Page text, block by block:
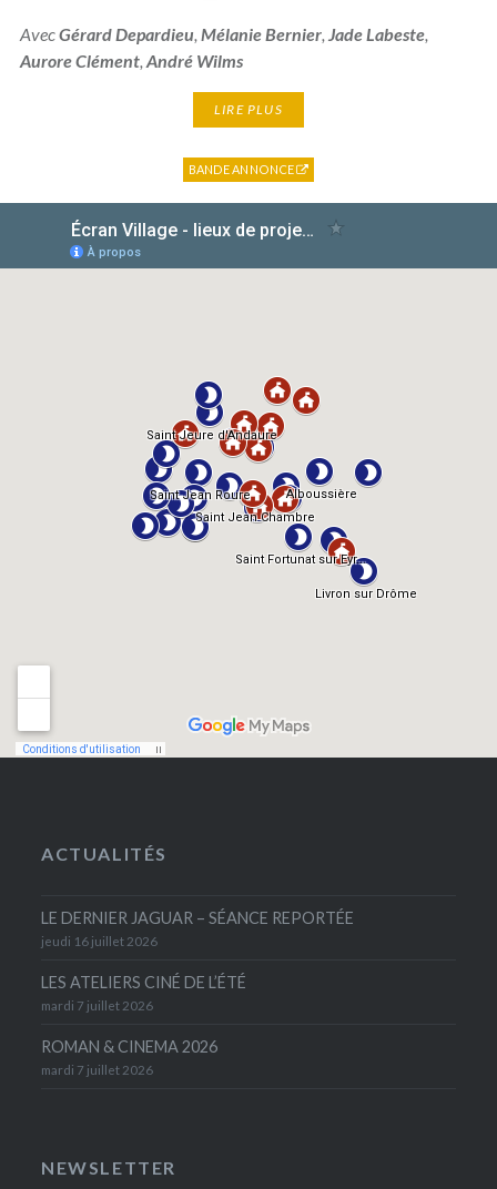
AvecGérard Depardieu Mélanie Bernier, Jade Labeste,
Aurore Clément, André Wilms
LIRE PLUS
BANDE ANNONCE
ACTUALITÉS
LE DERNIER JAGUAR – SÉANCE REPORTÉE
jeudi 16 juillet 2026
LES ATELIERS CINÉ DE L’ÉTÉ
mardi 7 juillet 2026
ROMAN & CINEMA 2026
mardi 7 juillet 2026
NEWSLETTER